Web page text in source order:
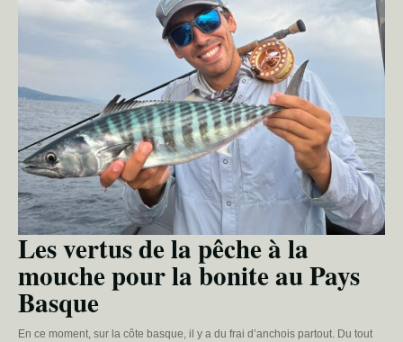
Les vertus de la pêche à la
mouche pour la bonite au Pays
Basque
En ce moment, sur la côte basque, il y a du frai d’anchois partout. Du tout